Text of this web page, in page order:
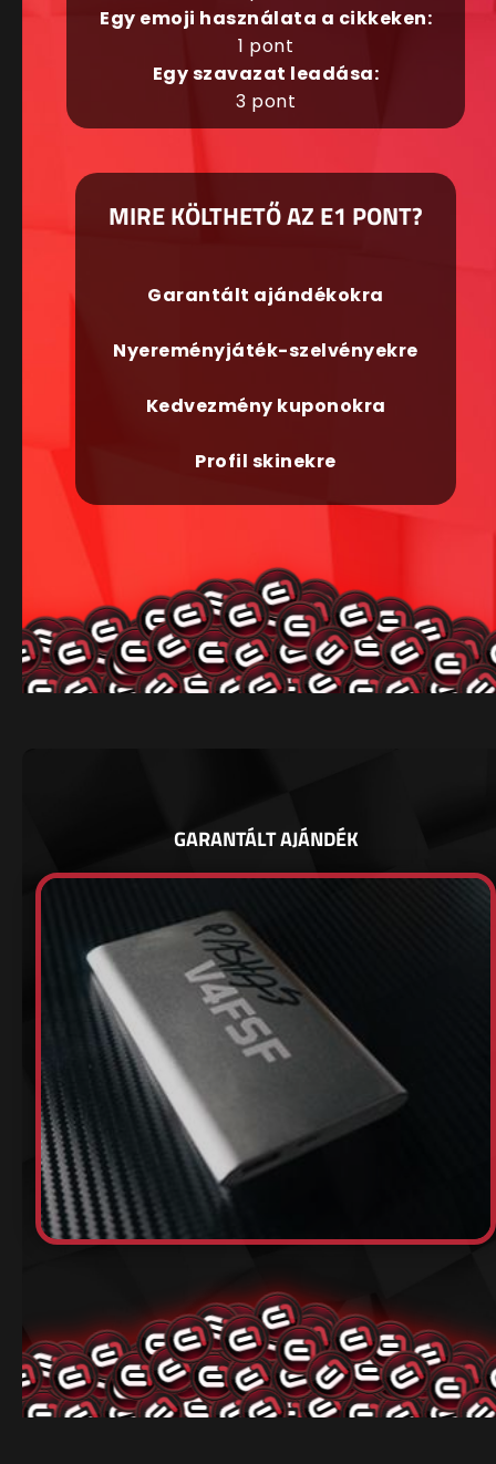
Egy emoji használata a cikkeken:
1 pont
Egy szavazat leadása:
3 pont
MIRE KÖLTHETŐ AZ E1 PONT?
Garantált ajándékokra
Nyereményjáték-szelvényekre
Kedvezmény kuponokra
Profil skinekre
GARANTÁLT AJÁNDÉK